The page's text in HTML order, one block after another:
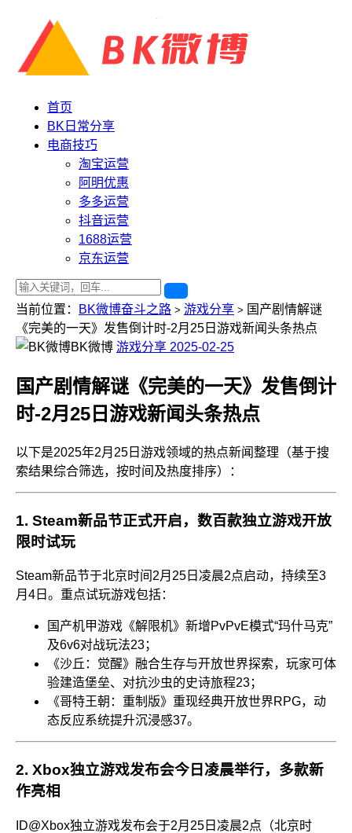
首页
BK日常分享
电商技巧
淘宝运营
阿明优惠
多多运营
抖音运营
1688运营
京东运营
当前位置： BK微博奋斗之路 > 游戏分享 > 国产剧情解谜
《完美的一天》发售倒计时-2月25日游戏新闻头条热点
BK微博 游戏分享 2025-02-25
国产剧情解谜《完美的一天》发售倒计
时-2月25日游戏新闻头条热点
以下是2025年2月25日游戏领域的热点新闻整理（基于搜
索结果综合筛选，按时间及热度排序）：
1. Steam新品节正式开启，数百款独立游戏开放
限时试玩
Steam新品节于北京时间2月25日凌晨2点启动，持续至3
月4日。重点试玩游戏包括：
国产机甲游戏《解限机》新增PvPvE模式“玛什马克”
及6v6对战玩法23；
《沙丘：觉醒》融合生存与开放世界探索，玩家可体
验建造堡垒、对抗沙虫的史诗旅程23；
《哥特王朝：重制版》重现经典开放世界RPG，动
态反应系统提升沉浸感37。
2. Xbox独立游戏发布会今日凌晨举行，多款新
作亮相
ID@Xbox独立游戏发布会于2月25日凌晨2点（北京时